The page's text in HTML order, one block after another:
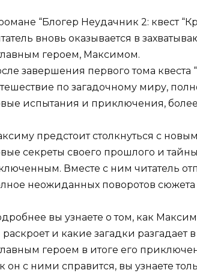
“Блогер Неудачник 2: квест
вновь оказывается в
героем, Максимом.
завершения первого тома квеста
по загадочному миру,
испытания и приключения,
предстоит столкнуться с
секреты своего прошлого и
Вместе с ним читатель
неожиданных поворотов
вы узнаете о том, как
раскроет и какие загадки разгадает
героем в итоге его
он с ними справится, вы узнаете